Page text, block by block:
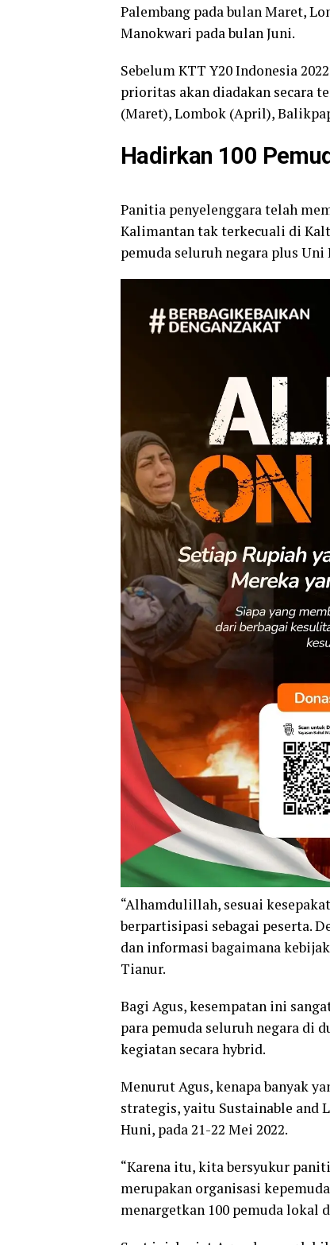
Palembang pada bulan Maret,
Manokwari pada bulan Juni.
Sebelum KTT Y20 Indonesia
prioritas akan diadakan secara
(Maret), Lombok (April),
Hadirkan 100
Panitia penyelenggara telah
Kalimantan tak terkecuali di
pemuda seluruh negara plus Uni
“Alhamdulillah, sesuai
berpartisipasi sebagai peserta.
dan informasi bagaimana
Tianur.
Bagi Agus, kesempatan ini
para pemuda seluruh negara di
kegiatan secara hybrid.
Menurut Agus, kenapa banyak
strategis, yaitu Sustainable and
Huni, pada 21-22 Mei 2022.
“Karena itu, kita bersyukur
merupakan organisasi
menargetkan 100 pemuda lokal